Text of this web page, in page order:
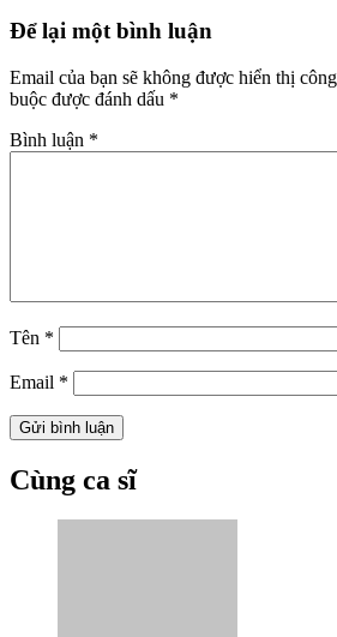
Để lại một bình luận
Email của bạn sẽ không được hiển thị
buộc được đánh dấu *
Bình luận *
Tên *
Email *
Cùng ca sĩ